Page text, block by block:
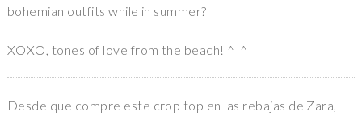
bohemian outfits while in summer?
XOXO, tones of love from the beach! ^_^
Desde que compre este crop top en las rebajas de Zara,